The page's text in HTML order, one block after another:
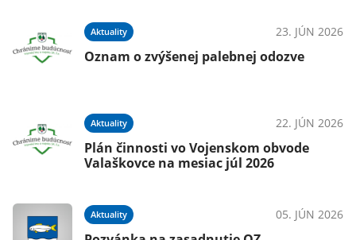
Aktuality 23. JÚN 2026
Oznam o zvýšenej palebnej odozve
Aktuality 22. JÚN 2026
Plán činnosti vo Vojenskom obvode
Valaškovce na mesiac júl 2026
Aktuality 05. JÚN 2026